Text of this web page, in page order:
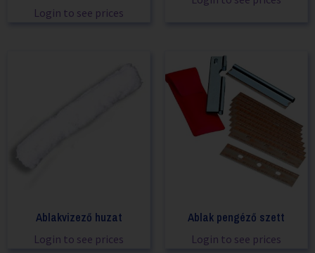
Login to see prices
Ablakvizező huzat
Login to see prices
Ablak pengéző szett
Login to see prices